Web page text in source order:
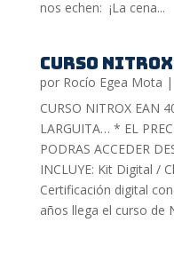
nos echen: ¡La cena...
Curso NITROX
por Rocío Egea Mota |
CURSO NITROX EAN
LARGUITA… * EL
PODRAS ACCEDER
INCLUYE: Kit Digital /
Certificación digital
años llega el curso de